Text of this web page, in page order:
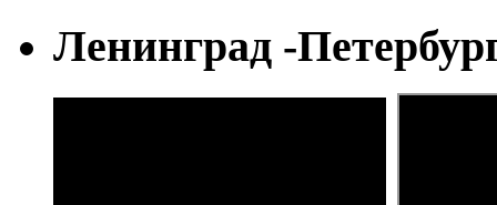
Ленинград -